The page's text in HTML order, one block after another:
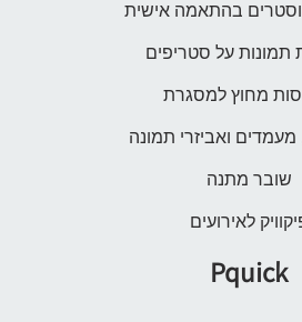
בהתאמה אישית
על סטריפים
מחוץ למסגרת
ואביזרי תמונה
שובר מתנה
לאירועים
Pquick